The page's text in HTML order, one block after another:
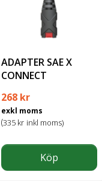
ADAPTER SAE X
CONNECT
268 kr
exkl moms
(335 kr inkl moms)
Köp